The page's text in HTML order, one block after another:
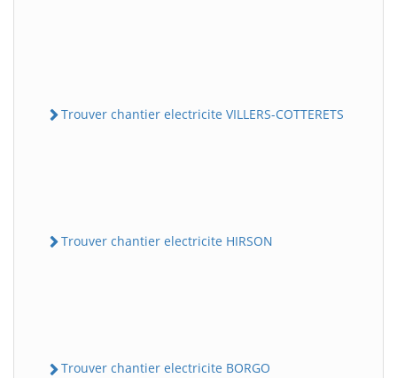
Trouver chantier electricite VILLERS-COTTERETS
Trouver chantier electricite HIRSON
Trouver chantier electricite BORGO